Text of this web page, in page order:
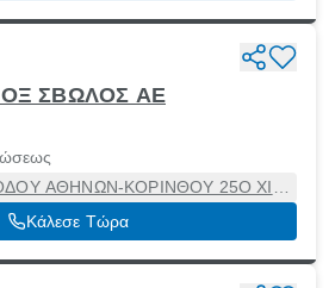
ΣΒΩΛΟΣ ΑΕ
ΑΘΗΝΩΝ-ΚΟΡΙΝΘΟΥ 25Ο ΧΙΛ.,
Αττική, 19300
Κάλεσε Τώρα